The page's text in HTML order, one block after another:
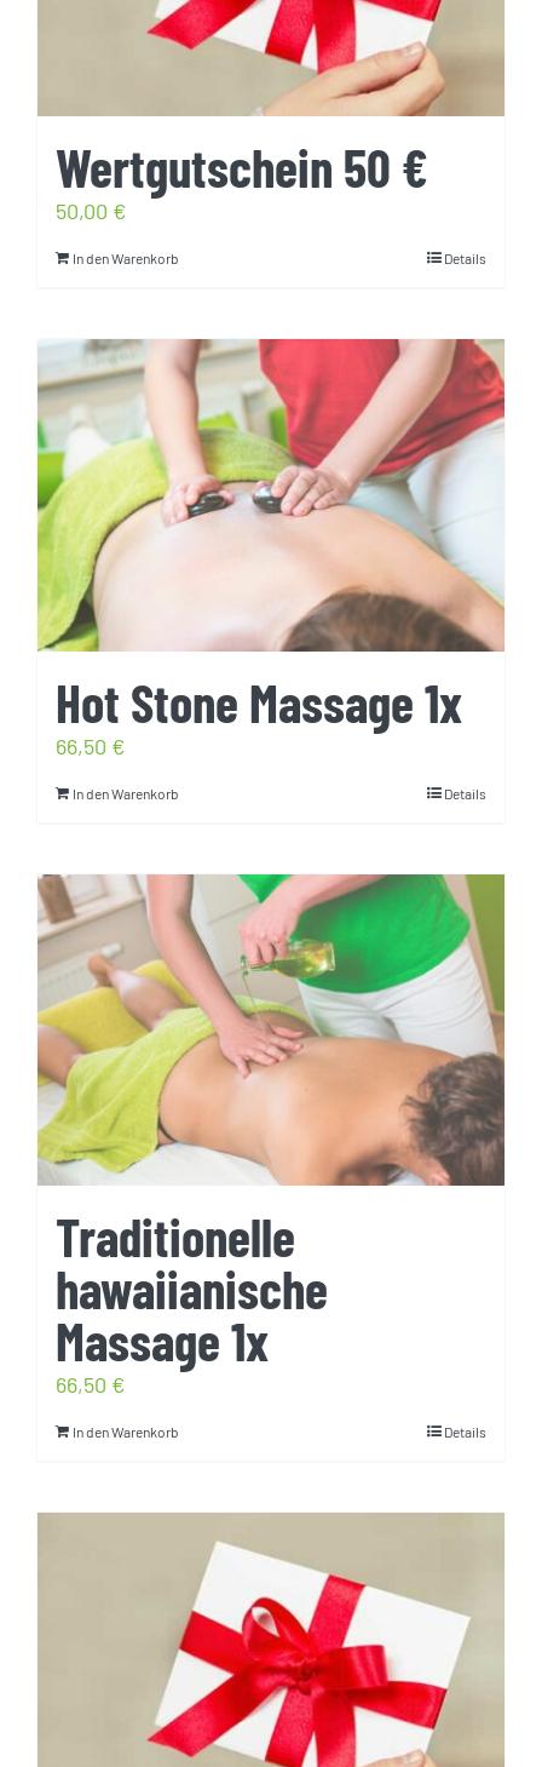
Wertgutschein 50 €
50,00 €
In den Warenkorb Details
Hot Stone Massage 1x
66,50 €
In den Warenkorb Details
Traditionelle
hawaiianische
Massage 1x
66,50 €
In den Warenkorb Details